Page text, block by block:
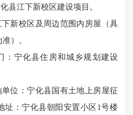
县江下新校区建设项目。
新校区及周边范围内房屋（具
）。
：宁化县住房和城乡规划建设
位：宁化县国有土地上房屋征
址：宁化县朝阳安置小区1号楼